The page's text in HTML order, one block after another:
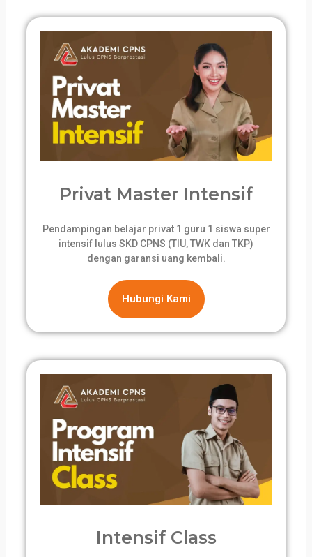
Privat Master Intensif
Pendampingan belajar privat 1 guru 1 siswa super
intensif lulus SKD CPNS (TIU, TWK dan TKP)
dengan garansi uang kembali.
Hubungi Kami
Intensif Class